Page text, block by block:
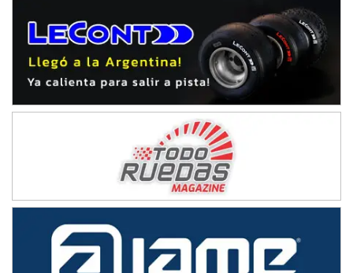
NORESTE SANTAFESINO - F6
Ciudad de Avellaneda (Asfalto)
Avellaneda (Santa Fe)
SUR SANTAFESINO - F4
Rufino (Santa Fe)